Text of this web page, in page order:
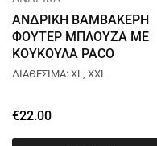
ΑΝΔΡΙΚΗ ΒΑΜΒΑΚΕΡΗ
ΦΟΥΤΕΡ ΜΠΛΟΥΖΑ ΜΕ
ΚΟΥΚΟΥΛΑ PACO
ORIGINAL ΜΠΛΕ 2581077
ΔΙΑΘΕΣΙΜΑ: XL, XXL
€22.00